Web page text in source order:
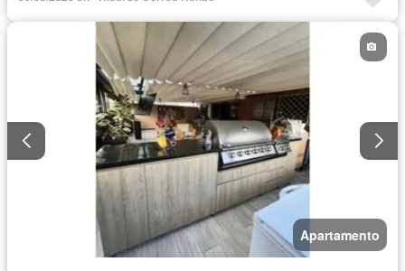
Ascensor
Gas natural Seguridad privada
Apartamento